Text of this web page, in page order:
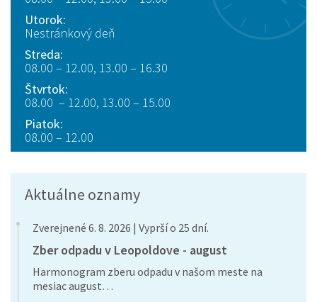
Utorok:
Nestránkový deň
Streda:
08.00 – 12.00, 13.00 – 16.30
Štvrtok:
08.00 – 12.00, 13.00 – 15.00
Piatok:
08.00 – 12.00
Aktuálne oznamy
Zverejnené 6. 8. 2026 | Vyprší o 25 dní.
Zber odpadu v Leopoldove - august
Harmonogram zberu odpadu v našom meste na
mesiac august…